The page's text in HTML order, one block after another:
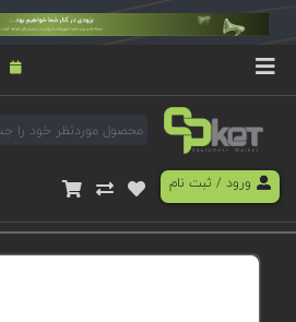
ورود/ ثبت نام